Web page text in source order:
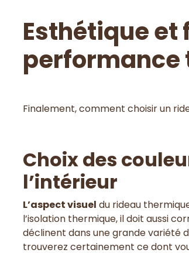
Esthétique
performance
Finalement, comment choisir un
Choix des
l’intérieur
L’aspect visuel du rideau
l’isolation thermique, il doit aussi
déclinent dans une grande variété
trouverez certainement ce dont